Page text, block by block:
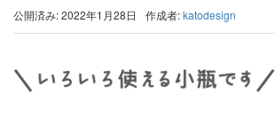
公開済み: 2022年1月28日 作成者:katodesign